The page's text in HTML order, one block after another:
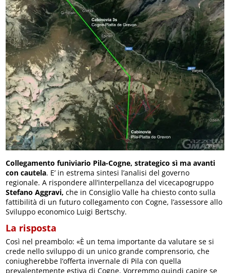
Collegamento funiviario Pila-Cogne, strategico sì ma avanti
con cautela. E’ in estrema sintesi l’analisi del governo
regionale. A rispondere all’interpellanza del vicecapogruppo
Stefano Aggravi, che in Consiglio Valle ha chiesto conto sulla
fattibilità di un futuro collegamento con Cogne, l’assessore allo
Sviluppo economico Luigi Bertschy.
La risposta
Così nel preambolo: «È un tema importante da valutare se si
crede nello sviluppo di un unico grande comprensorio, che
coniugherebbe l’offerta invernale di Pila con quella
prevalentemente estiva di Cogne. Vorremmo quindi capire se